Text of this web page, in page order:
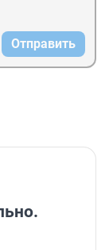
Отправить